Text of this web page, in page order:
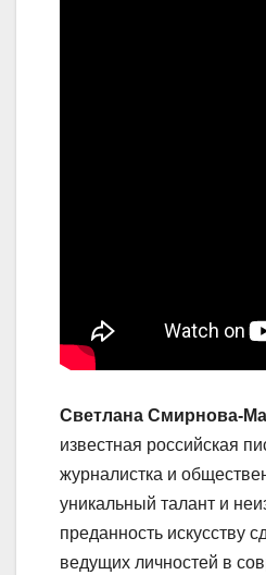
Светлана Смирнова-
известная российская
журналистка и
уникальный талант и
преданность искусству
ведущих личностей в